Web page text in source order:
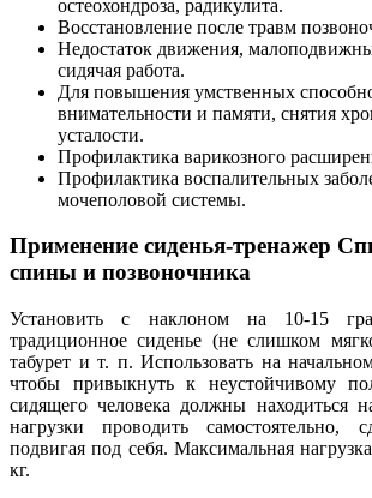
остеохондроза, радикулита.
Восстановление после травм
Недостаток движения,
сидячая работа.
Для повышения умственных
внимательности и памяти, снятия
усталости.
Профилактика варикозного
Профилактика воспалительных
мочеполовой системы.
Применение сиденья-тренажер
спины и позвоночника
Установить с наклоном на 10-15
традиционное сиденье (не слишком
табурет и т. п. Использовать на
чтобы привыкнуть к неустойчивому
сидящего человека должны находиться
нагрузки проводить самостоятельно,
подвигая под себя. Максимальная
кг.